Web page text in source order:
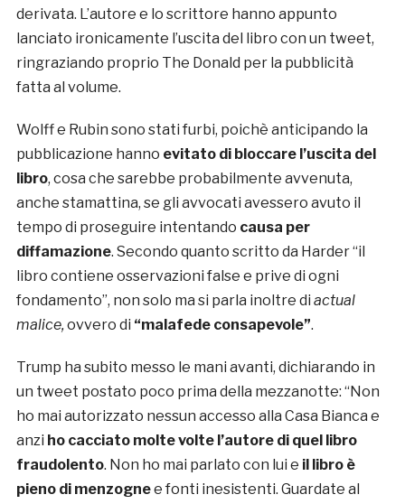
derivata. L’autore e lo scrittore hanno appunto
lanciato ironicamente l’uscita del libro con un tweet,
ringraziando proprio The Donald per la pubblicità
fatta al volume.
Wolff e Rubin sono stati furbi, poichè anticipando la
pubblicazione hanno evitato di bloccare l’uscita del
libro, cosa che sarebbe probabilmente avvenuta,
anche stamattina, se gli avvocati avessero avuto il
tempo di proseguire intentando causa per
diffamazione. Secondo quanto scritto da Harder “il
libro contiene osservazioni false e prive di ogni
fondamento”, non solo ma si parla inoltre di actual
malice,ovvero di “malafede consapevole”.
Trump ha subito messo le mani avanti, dichiarando in
un tweet postato poco prima della mezzanotte: “Non
ho mai autorizzato nessun accesso alla Casa Bianca e
anzi ho cacciato molte volte l’autore di quel libro
fraudolento. Non ho mai parlato con lui e il libro è
pieno di menzognee fonti inesistenti. Guardate al